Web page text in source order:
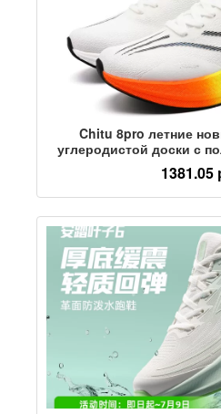
Chitu 8pro летние
углеродистой доски с
ладони, мужские
среднюю школу,
кроссовки для
1381.05